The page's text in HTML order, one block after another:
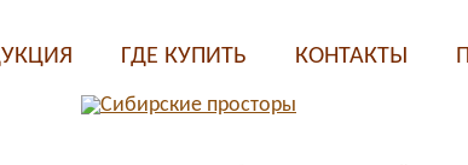
ГДЕ КУПИТЬ КОНТАКТЫ